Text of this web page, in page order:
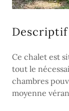
Descriptif
Ce chalet est
tout le
chambres
moyenne